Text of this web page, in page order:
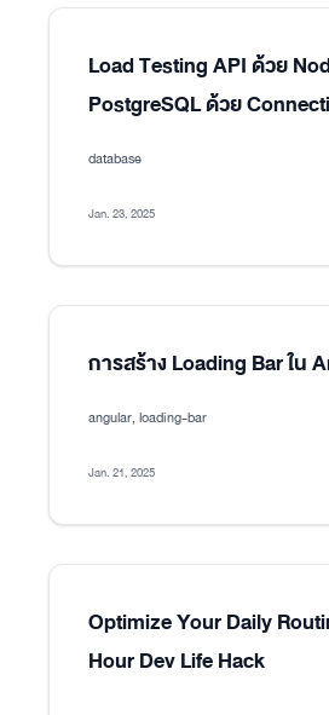
Load Testing API ด้วย
PostgreSQL ด้วย
database
Jan. 23, 2025
การสร้าง Loading Bar ใน
angular, loading-bar
Jan. 21, 2025
Optimize Your Daily
Hour Dev Life Hack